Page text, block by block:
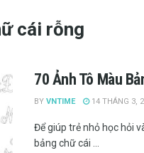
cái rỗng
70 Ảnh Tô Màu
BY VNTIME 14 THÁNG 3,
Để giúp trẻ nhỏ học hỏi
bảng chữ cái ...